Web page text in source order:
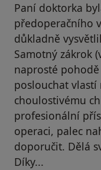
Paní doktorka
předoperačního
důkladně
Samotný zákrok
naprosté
poslouchat vlastí
choulostivému
profesionální
operaci, palec
doporučit. Dělá
Díky...